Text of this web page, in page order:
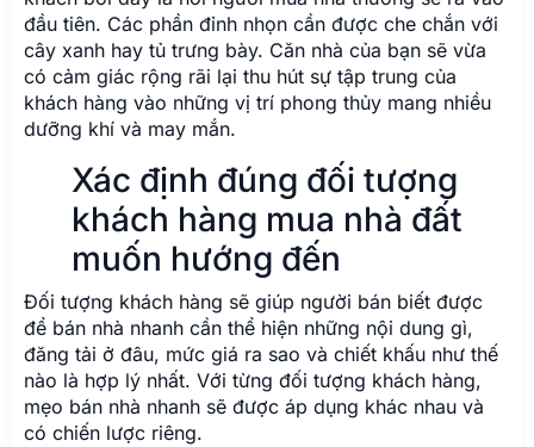
đầu tiên. Các phần đỉnh nhọn cần được che chắn với
cây xanh hay tủ trưng bày. Căn nhà của bạn sẽ vừa
có cảm giác rộng rãi lại thu hút sự tập trung của
khách hàng vào những vị trí phong thủy mang nhiều
dưỡng khí và may mắn.
Xác định đúng đối tượng
khách hàng mua nhà đất
muốn hướng đến
Đối tượng khách hàng sẽ giúp người bán biết được
để bán nhà nhanh cần thể hiện những nội dung gì,
đăng tải ở đâu, mức giá ra sao và chiết khấu như thế
nào là hợp lý nhất. Với từng đối tượng khách hàng,
mẹo bán nhà nhanh sẽ được áp dụng khác nhau và
có chiến lược riêng.